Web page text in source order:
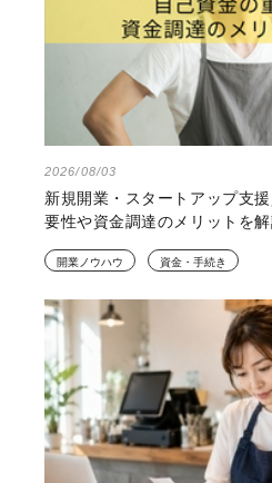
2026/08/03
新規開業・スタートアップ支
要性や資金調達のメリットを解
開業ノウハウ 資金・手続き